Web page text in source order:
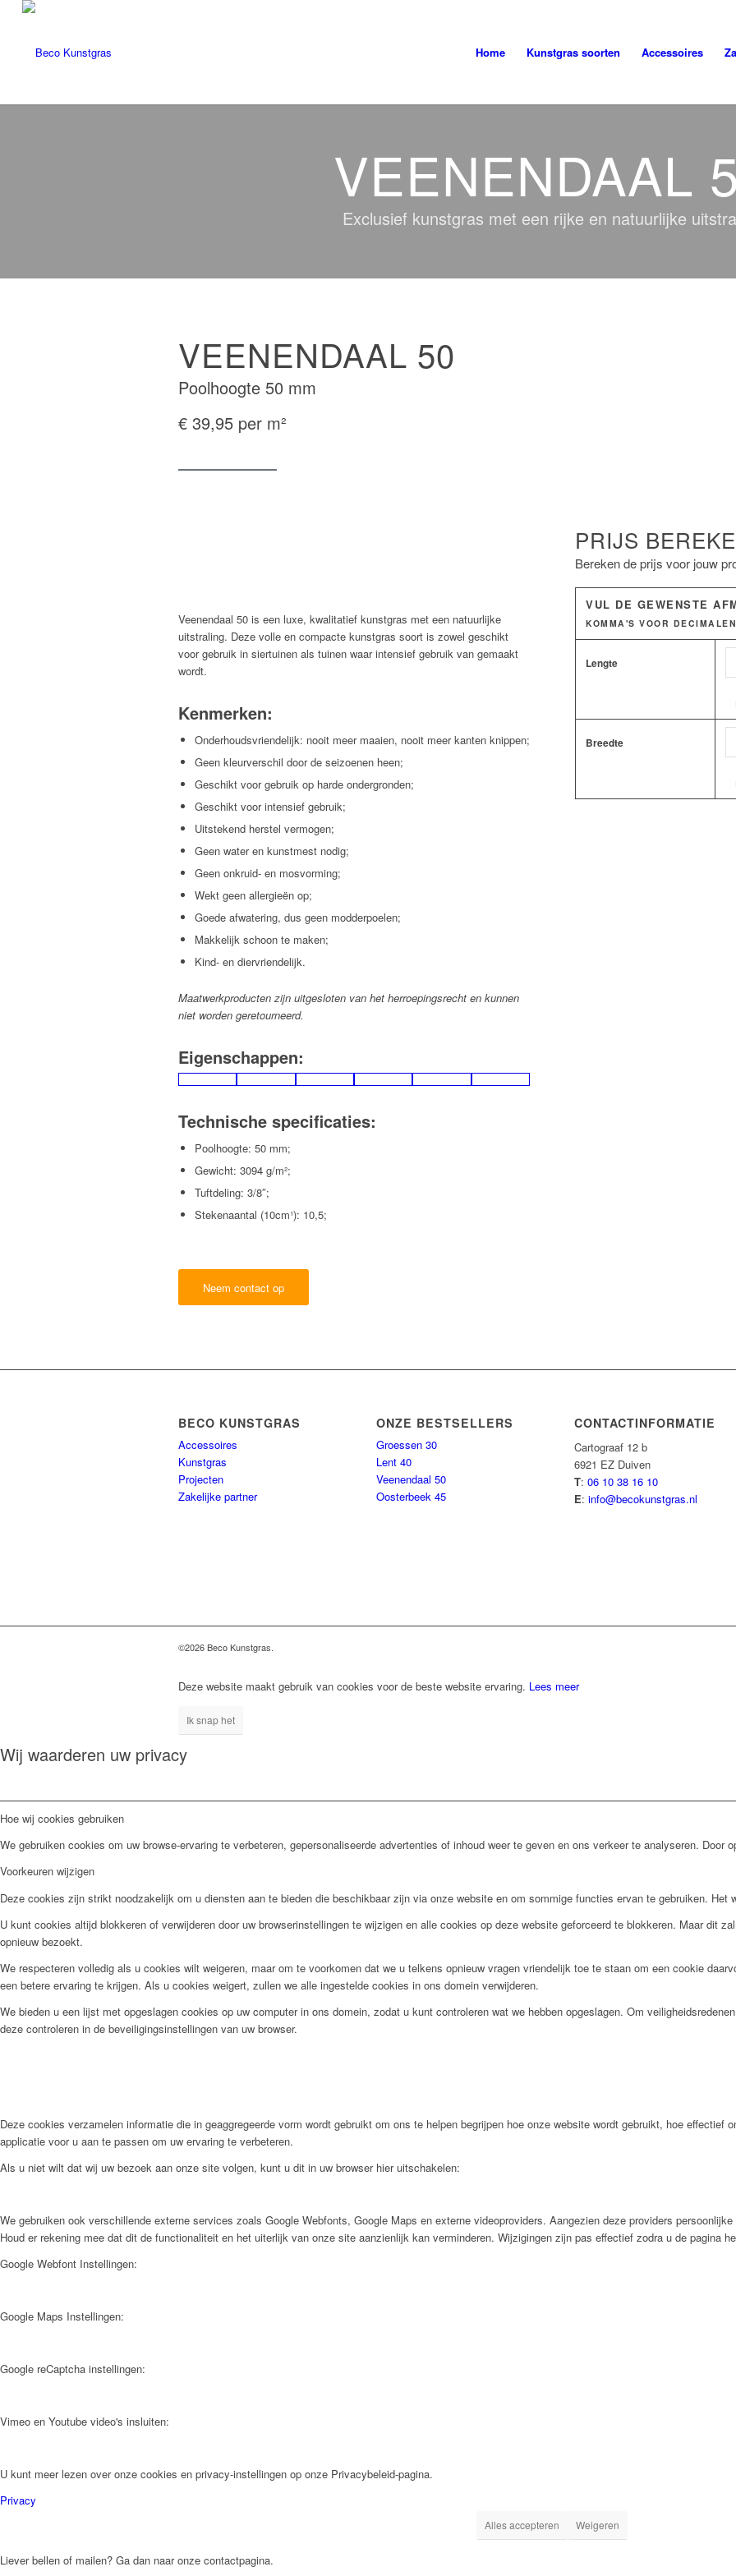
Home Kunstgras soorten Accessoires
VEENENDAAL
Exclusief kunstgras met een rijke en natuurlijke
VEENENDAAL 50
Poolhoogte 50 mm
€ 39,95 per m²
Veenendaal 50 is een luxe, kwalitatief kunstgras met een natuurlijke
uitstraling. Deze volle en compacte kunstgras soort is zowel geschikt
voor gebruik in siertuinen als tuinen waar intensief gebruik van gemaakt
wordt.
Kenmerken:
Onderhoudsvriendelijk: nooit meer maaien, nooit meer kanten knippen;
Geen kleurverschil door de seizoenen heen;
Geschikt voor gebruik op harde ondergronden;
Geschikt voor intensief gebruik;
Uitstekend herstel vermogen;
Geen water en kunstmest nodig;
Geen onkruid- en mosvorming;
Wekt geen allergieën op;
Goede afwatering, dus geen modderpoelen;
Makkelijk schoon te maken;
Kind- en diervriendelijk.
Maatwerkproducten zijn uitgesloten van het herroepingsrecht en kunnen
niet worden geretourneerd.
Eigenschappen:
Technische specificaties:
Poolhoogte: 50 mm;
Gewicht: 3094 g/m²;
Tuftdeling: 3/8″;
Stekenaantal (10cm¹): 10,5;
Neem contact op
PRIJS
Bereken de prijs voor jouw
VUL DE GEWENSTE
KOMMA'S VOOR
Lengte
Breedte
BECO KUNSTGRAS
Accessoires
Kunstgras
Projecten
Zakelijke partner
ONZE BESTSELLERS
Groessen 30
Lent 40
Veenendaal 50
Oosterbeek 45
CONTACTINFORMATIE
Cartograaf 12 b
6921 EZ Duiven
T:06 10 38 16 10
E:info@becokunstgras.nl
©2026 Beco Kunstgras.
Deze website maakt gebruik van cookies voor de beste website ervaring. Lees meer
Ik snap het
Wij waarderen uw privacy
Hoe wij cookies gebruiken
We gebruiken cookies om uw browse-ervaring te verbeteren, gepersonaliseerde advertenties of inhoud weer te geven en ons verkeer te analyseren. Door
Voorkeuren wijzigen
Deze cookies zijn strikt noodzakelijk om u diensten aan te bieden die beschikbaar zijn via onze website en om sommige functies ervan te gebruiken.
U kunt cookies altijd blokkeren of verwijderen door uw browserinstellingen te wijzigen en alle cookies op deze website geforceerd te blokkeren. Maar dit
opnieuw bezoekt.
We respecteren volledig als u cookies wilt weigeren, maar om te voorkomen dat we u telkens opnieuw vragen vriendelijk toe te staan om een cookie
een betere ervaring te krijgen. Als u cookies weigert, zullen we alle ingestelde cookies in ons domein verwijderen.
We bieden u een lijst met opgeslagen cookies op uw computer in ons domein, zodat u kunt controleren wat we hebben opgeslagen. Om
deze controleren in de beveiligingsinstellingen van uw browser.
Deze cookies verzamelen informatie die in geaggregeerde vorm wordt gebruikt om ons te helpen begrijpen hoe onze website wordt gebruikt, hoe
applicatie voor u aan te passen om uw ervaring te verbeteren.
Als u niet wilt dat wij uw bezoek aan onze site volgen, kunt u dit in uw browser hier uitschakelen:
We gebruiken ook verschillende externe services zoals Google Webfonts, Google Maps en externe videoproviders. Aangezien deze providers
Houd er rekening mee dat dit de functionaliteit en het uiterlijk van onze site aanzienlijk kan verminderen. Wijzigingen zijn pas effectief zodra u de pagina
Google Webfont Instellingen:
Google Maps Instellingen:
Google reCaptcha instellingen:
Vimeo en Youtube video's insluiten:
U kunt meer lezen over onze cookies en privacy-instellingen op onze Privacybeleid-pagina.
Privacy
Alles accepteren Weigeren
Liever bellen of mailen? Ga dan naar onze contactpagina.